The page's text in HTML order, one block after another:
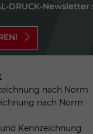
DRUCK-
nach Norm
nach Norm
Kennzeichnung